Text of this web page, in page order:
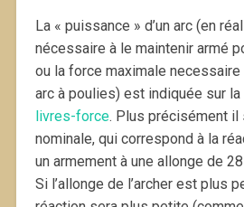
La « puissance » d’un arc (en
nécessaire à le maintenir armé
ou la force maximale necessaire
arc à poulies) est indiquée sur la
livres-force. Plus précisément il
nominale, qui correspond à la
un armement à une allonge de
Si l’allonge de l’archer est plus